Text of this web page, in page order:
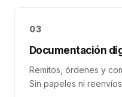
03
Documentación
Remitos, órdenes y
Sin papeles ni